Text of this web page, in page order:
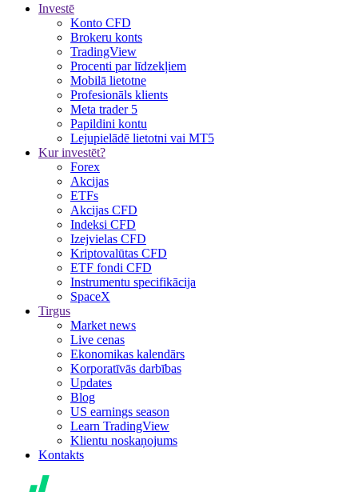
Investē
Konto CFD
Brokeru konts
TradingView
Procenti par līdzekļiem
Mobilā lietotne
Profesionāls klients
Meta trader 5
Papildini kontu
Lejupielādē lietotni vai MT5
Kur investēt?
Forex
Akcijas
ETFs
Akcijas CFD
Indeksi CFD
Izejvielas CFD
Kriptovalūtas CFD
ETF fondi CFD
Instrumentu specifikācija
SpaceX
Tirgus
Market news
Live cenas
Ekonomikas kalendārs
Korporatīvās darbības
Updates
Blog
US earnings season
Learn TradingView
Klientu noskaņojums
Kontakts